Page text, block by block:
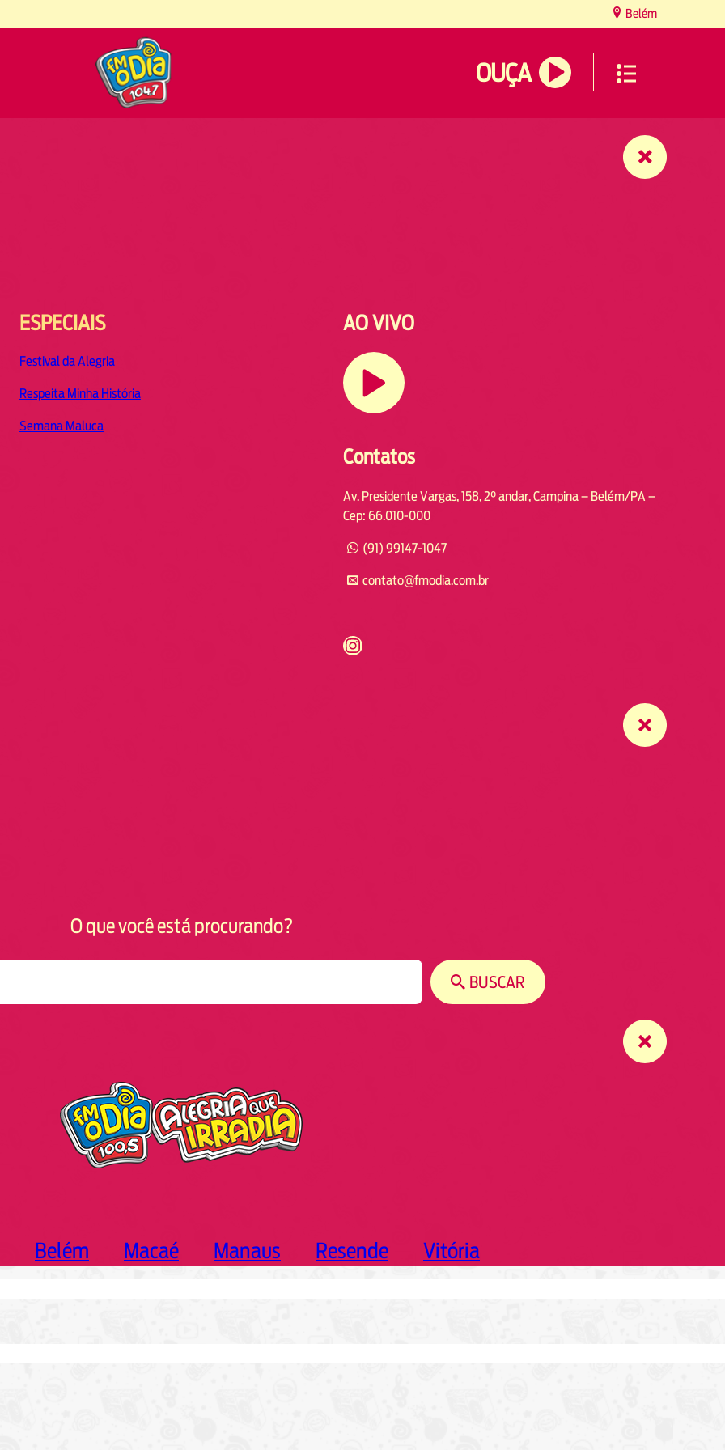
Belém
OUÇA
ESPECIAIS
Festival da Alegria
Respeita Minha História
Semana Maluca
AO VIVO
Contatos
Av. Presidente Vargas, 158, 2° andar, Campina – Belém/PA –
Cep: 66.010-000
(91) 99147-1047
contato@fmodia.com.br
https://www.instagram.com/fmodia.cabofrio/
O que você está procurando?
BUSCAR
Belém Macaé Manaus Resende Vitória